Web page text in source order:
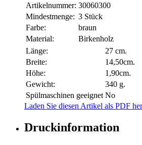
Artikelnummer: 30060300
Mindestmenge: 3 Stück
Farbe:
braun
Material:
Birkenholz
Länge:
27 cm.
Breite:
14,50cm.
Höhe:
1,90cm.
Gewicht:
340 g.
Spülmaschinen geeignet No
Laden Sie diesen Artikel als PDF
Druckinformation